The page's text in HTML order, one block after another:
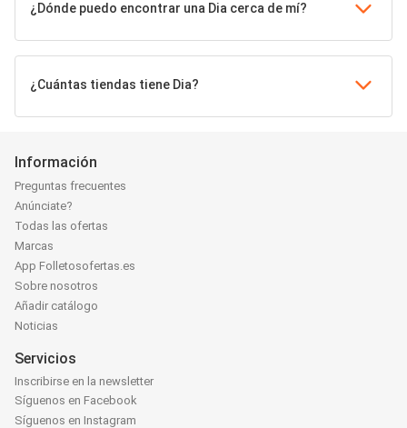
¿Dónde puedo encontrar una Dia cerca de mí?
¿Cuántas tiendas tiene Dia?
Información
Preguntas frecuentes
Anúnciate?
Todas las ofertas
Marcas
App Folletosofertas.es
Sobre nosotros
Añadir catálogo
Noticias
Servicios
Inscribirse en la newsletter
Síguenos en Facebook
Síguenos en Instagram